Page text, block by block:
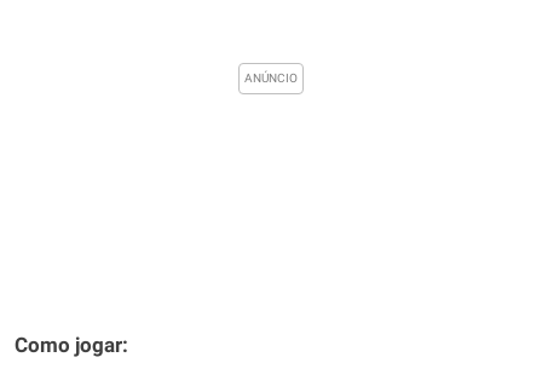
Como jogar: